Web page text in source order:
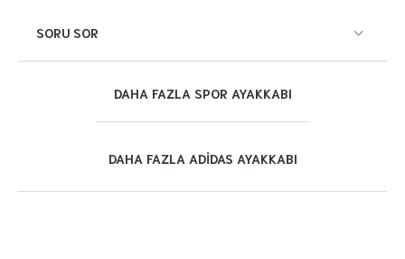
DAHA FAZLA SPOR AYAKKABI
DAHA FAZLA ADIDAS AYAKKABI
SORU SOR